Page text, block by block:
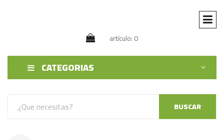
artículo: 0
CATEGORIAS
BUSCAR